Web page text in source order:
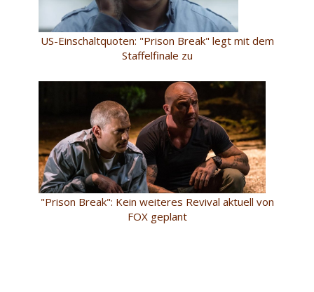
US-Einschaltquoten: "Prison Break" legt mit dem
Staffelfinale zu
"Prison Break": Kein weiteres Revival aktuell von
FOX geplant